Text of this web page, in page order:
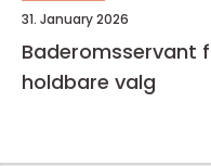
31. January 2026
Baderomsservant funksjon, design og
holdbare valg